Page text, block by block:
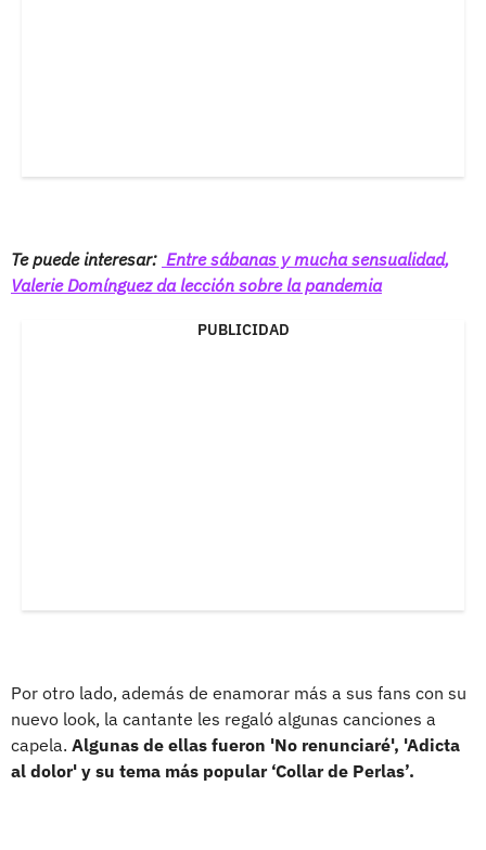
Te puede interesar: Entre sábanas y mucha sensualidad,
Valerie Domínguez da lección sobre la pandemia
PUBLICIDAD
Por otro lado, además de enamorar más a sus fans con su
nuevo look, la cantante les regaló algunas canciones a
capela. Algunas de ellas fueron 'No renunciaré', 'Adicta
al dolor' y su tema más popular ‘Collar de Perlas’.